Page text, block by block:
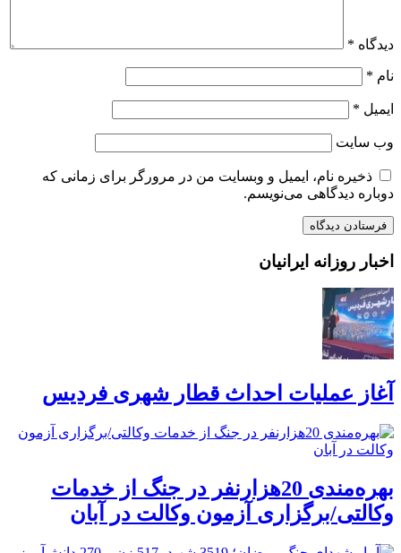
دیدگاه *
نام *
ایمیل *
وب‌ سایت
ذخیره نام، ایمیل و وبسایت من در مرورگر برای زمانی که
دوباره دیدگاهی می‌نویسم.
اخبار روزانه ایرانیان
آغاز عملیات احداث قطار شهری فردیس
بهره‌مندی 20هزارنفر در جنگ از خدمات
وکالتی/برگزاری آزمون وکالت در آبان